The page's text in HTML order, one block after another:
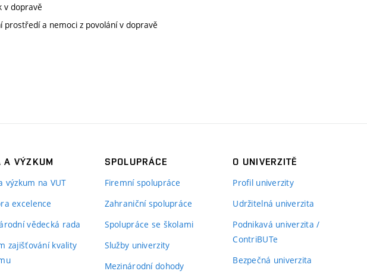
v dopravě
prostředí a nemoci z povolání v dopravě
A VÝZKUM
výzkum na VUT
excelence
vědecká rada
zajišťování kvality
SPOLUPRÁCE
Firemní spolupráce
Zahraniční spolupráce
Spolupráce se školami
Služby univerzity
Mezinárodní dohody
O UNIVERZITĚ
Profil univerzity
Udržitelná univerzita
Podnikavá univerzita /
ContriBUTe
Bezpečná univerzita